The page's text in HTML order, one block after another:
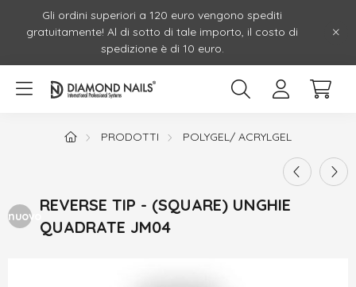
Gli ordini superiori a 120 euro vengono spediti
gratuitamente! Al di sotto di tale importo, il costo di
spedizione è di 10 euro.
PRODOTTI POLYGEL/ ACRYLGEL
nuovo
REVERSE TIP - (SQUARE) UNGHIE
QUADRATE JM04